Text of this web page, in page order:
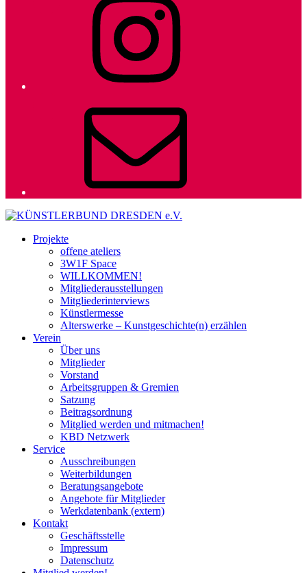
Projekte
offene ateliers
3W1F Space
WILLKOMMEN!
Mitgliederausstellungen
Mitgliederinterviews
Künstlermesse
Alterswerke – Kunstgeschichte(n) erzählen
Verein
Über uns
Mitglieder
Vorstand
Arbeitsgruppen & Gremien
Satzung
Beitragsordnung
Mitglied werden und mitmachen!
KBD Netzwerk
Service
Ausschreibungen
Weiterbildungen
Beratungsangebote
Angebote für Mitglieder
Werkdatenbank (extern)
Kontakt
Geschäftsstelle
Impressum
Datenschutz